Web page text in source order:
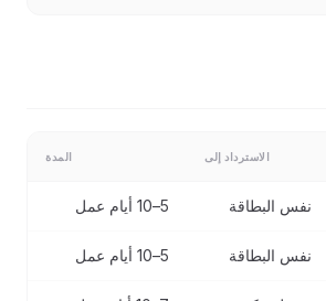
الاسترداد إلى المدة
نفس البطاقة 5–10 أيام عمل
نفس البطاقة 5–10 أيام عمل